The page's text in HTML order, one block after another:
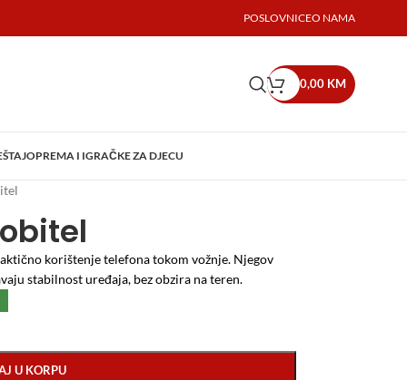
POSLOVNICEO NAMA
0,00 KM
OPREMA I IGRAČKE ZA DJECU
korištenje telefona tokom vožnje. Njegov
stabilnost uređaja, bez obzira na teren.
U KORPU